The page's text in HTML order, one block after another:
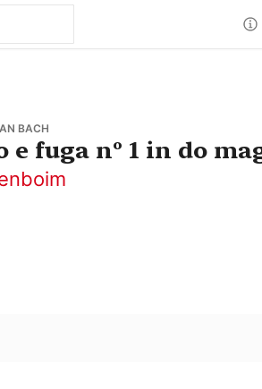
BACH
e fuga nº 1 in do